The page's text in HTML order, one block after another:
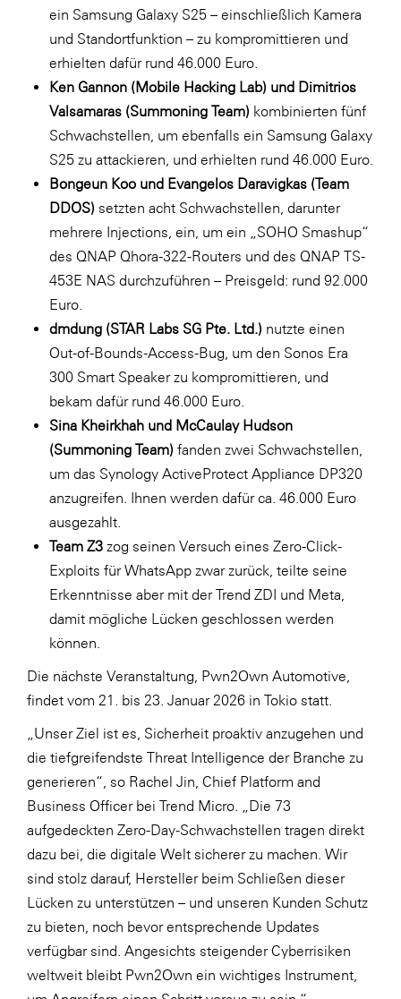
Trend Micro
TAG GmbH
VALETTA
Verband Druck Medien Österreich
Wirtschaftskammer Salzburg
WKS Fachgruppe Fahrzeughandel und
Fahrzeugtechnik
WKS Fachgruppe Finanzdienstleister
WK UBIT
Media
ein Samsung Galaxy S25 – einschließlich Kamera
und Standortfunktion – zu kompromittieren und
erhielten dafür rund 46.000 Euro.
Ken Gannon (Mobile Hacking Lab) und Dimitrios
Valsamaras (Summoning Team) kombinierten fünf
Schwachstellen, um ebenfalls ein Samsung Galaxy
S25 zu attackieren, und erhielten rund 46.000 Euro.
Bongeun Koo und Evangelos Daravigkas (Team
DDOS) setzten acht Schwachstellen, darunter
mehrere Injections, ein, um ein „SOHO Smashup“
des QNAP Qhora-322-Routers und des QNAP TS-
453E NAS durchzuführen – Preisgeld: rund 92.000
Euro.
dmdung (STAR Labs SG Pte. Ltd.) nutzte einen
Out-of-Bounds-Access-Bug, um den Sonos Era
300 Smart Speaker zu kompromittieren, und
bekam dafür rund 46.000 Euro.
Sina Kheirkhah und McCaulay Hudson
(Summoning Team) fanden zwei Schwachstellen,
um das Synology ActiveProtect Appliance DP320
anzugreifen. Ihnen werden dafür ca. 46.000 Euro
ausgezahlt.
Team Z3 zog seinen Versuch eines Zero-Click-
Exploits für WhatsApp zwar zurück, teilte seine
Erkenntnisse aber mit der Trend ZDI und Meta,
damit mögliche Lücken geschlossen werden
können.
Die nächste Veranstaltung, Pwn2Own Automotive,
findet vom 21. bis 23. Januar 2026 in Tokio statt.
„Unser Ziel ist es, Sicherheit proaktiv anzugehen und
die tiefgreifendste Threat Intelligence der Branche zu
generieren“, so Rachel Jin, Chief Platform and
Business Officer bei Trend Micro. „Die 73
aufgedeckten Zero-Day-Schwachstellen tragen direkt
dazu bei, die digitale Welt sicherer zu machen. Wir
sind stolz darauf, Hersteller beim Schließen dieser
Lücken zu unterstützen – und unseren Kunden Schutz
zu bieten, noch bevor entsprechende Updates
verfügbar sind. Angesichts steigender Cyberrisiken
weltweit bleibt Pwn2Own ein wichtiges Instrument,